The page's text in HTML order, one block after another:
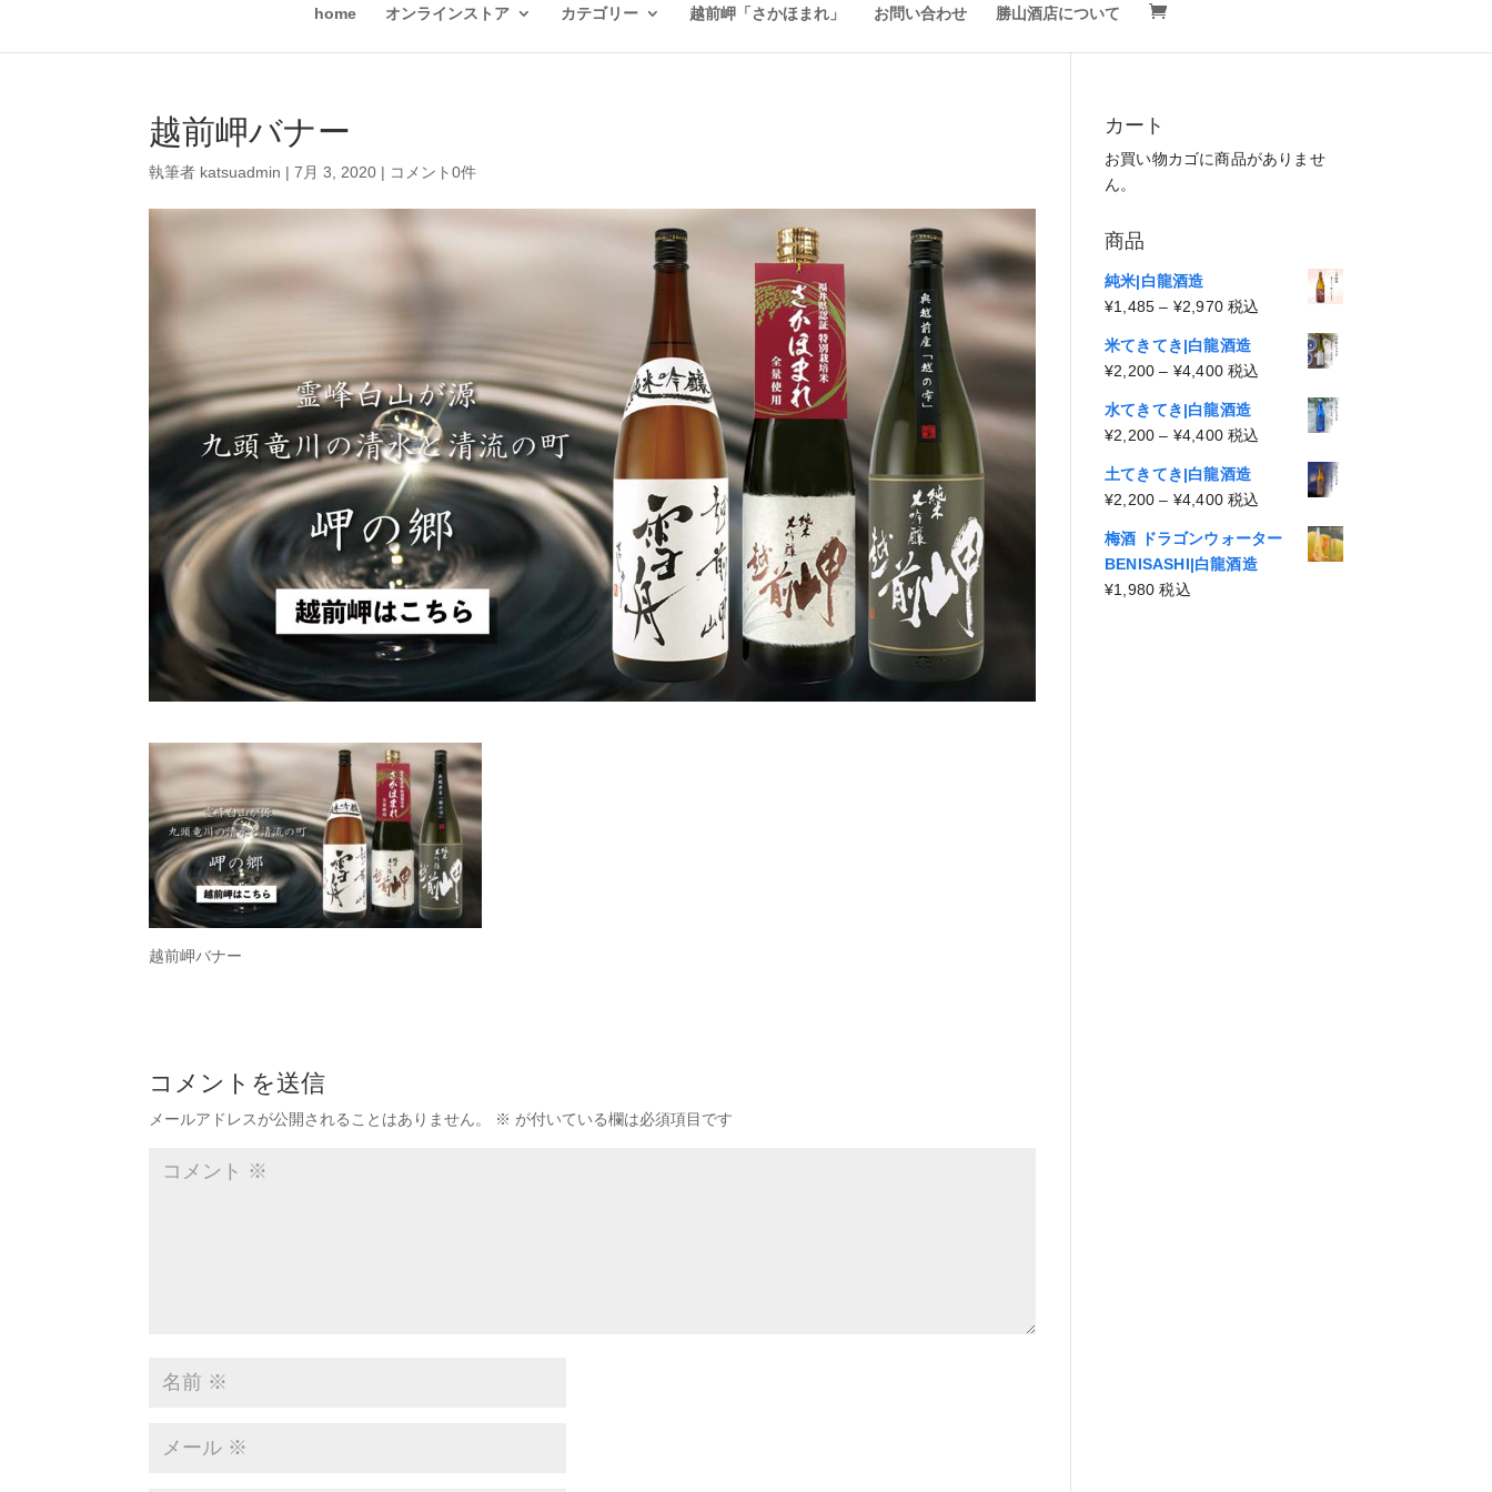
home オンラインストア カテゴリー 越前岬「さかほまれ」 お問い合わせ 勝山酒店について
越前岬バナー
執筆者 katsuadmin |7月 3, 2020 | コメント0件
越前岬バナー
コメントを送信
メールアドレスが公開されることはありません。 ※ が付いている欄は必須項目です
カート
お買い物カゴに商品がありませ
ん。
商品
純米|白龍酒造
¥1,485 – ¥2,970価
帯:
¥1,485
–
¥2,970
税込
米てきてき|白龍酒造
¥2,200 – ¥4,400価
帯:
¥2,200
–
¥4,400
税込
水てきてき|白龍酒造
¥2,200 – ¥4,400価
帯:
¥2,200
–
¥4,400
税込
土てきてき|白龍酒造
¥2,200 – ¥4,400価
帯:
¥2,200
税込
梅酒 ドラゴンウォーター
BENISASHI|白龍酒造
¥1,980 税込